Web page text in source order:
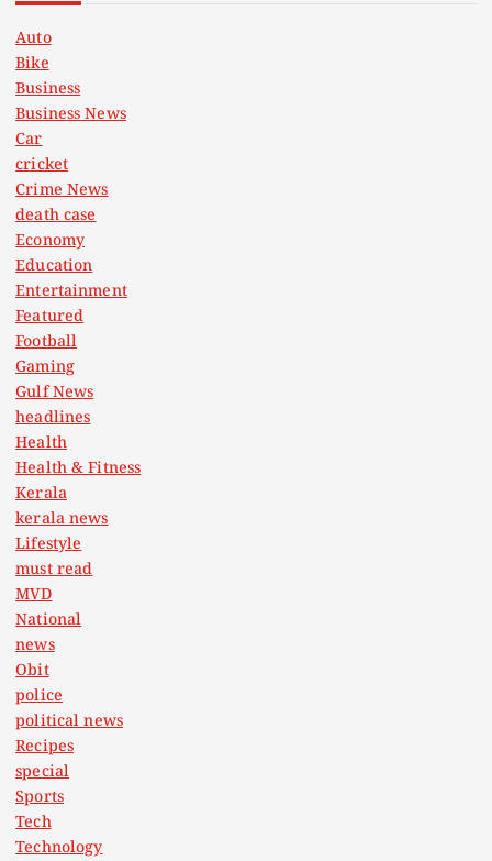
Auto
Bike
Business
Business News
Car
cricket
Crime News
death case
Economy
Education
Entertainment
Featured
Football
Gaming
Gulf News
headlines
Health
Health & Fitness
Kerala
kerala news
Lifestyle
must read
MVD
National
news
Obit
police
political news
Recipes
special
Sports
Tech
Technology